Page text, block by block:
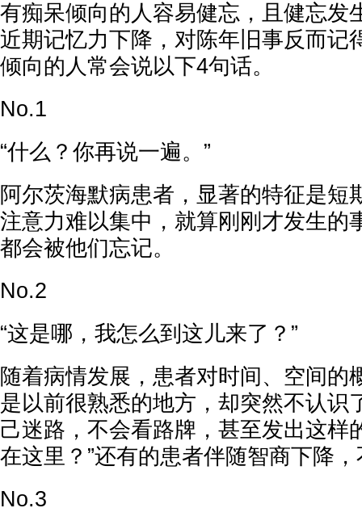
有痴呆倾向的人容易健忘，且健忘发
近期记忆力下降，对陈年旧事反而记
倾向的人常会说以下4句话。
No.1
“什么？你再说一遍。”
阿尔茨海默病患者，显著的特征是短
注意力难以集中，就算刚刚才发生的
都会被他们忘记。
No.2
“这是哪，我怎么到这儿来了？”
随着病情发展，患者对时间、空间的
是以前很熟悉的地方，却突然不认识
己迷路，不会看路牌，甚至发出这样
在这里？”还有的患者伴随智商下降
No.3